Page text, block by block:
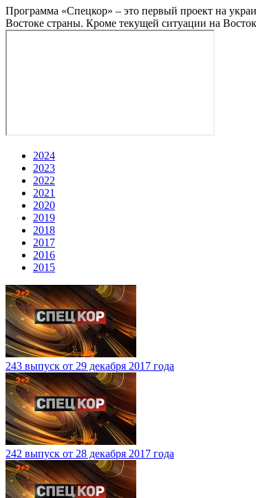
Программа «Спецкор» – это первый проект на
Востоке страны. Кроме текущей ситуации на
2024
2023
2022
2021
2020
2019
2018
2017
2016
2015
243 выпуск от 29 декабря 2017 года
242 выпуск от 28 декабря 2017 года